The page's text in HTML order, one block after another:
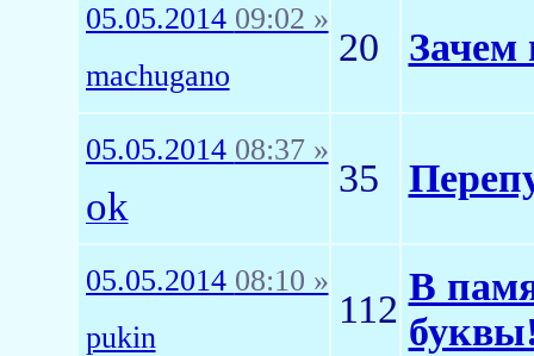
05.05.2014 09:02 »
machugano
20 Зачем
05.05.2014 08:37 »
ok
35
05.05.2014 08:10 »
pukin
112
В